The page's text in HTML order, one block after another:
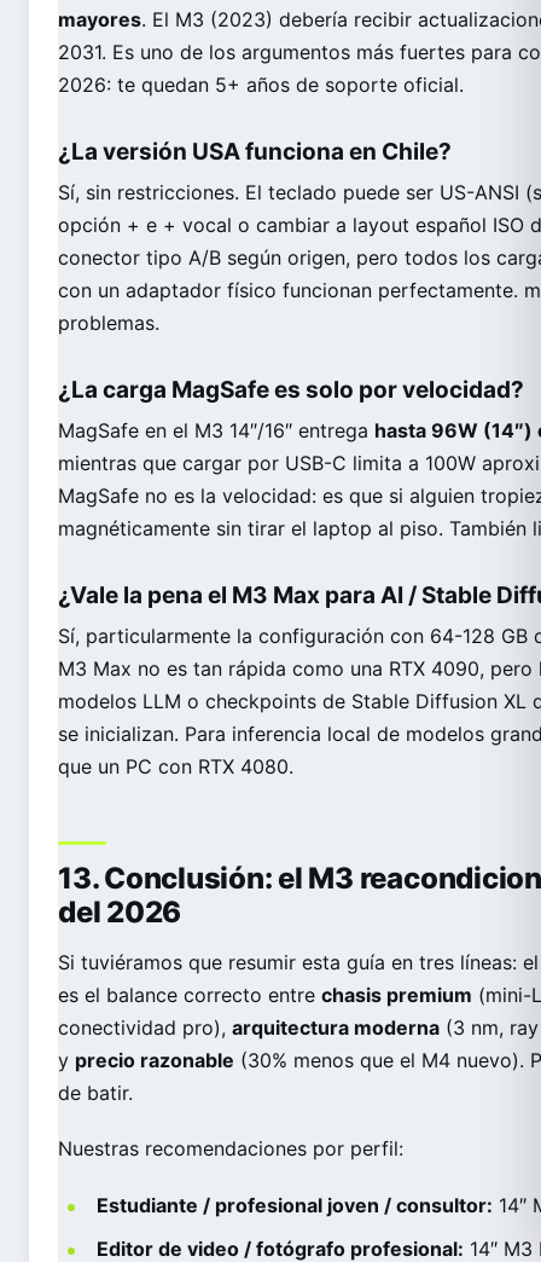
mayores. El M3 (2023) debería recibir
2031. Es uno de los argumentos más fuertes para
2026: te quedan 5+ años de soporte oficial.
¿La versión USA funciona en Chile?
Sí, sin restricciones. El teclado puede ser US-ANSI
opción + e + vocal o cambiar a layout español ISO
conector tipo A/B según origen, pero todos los
con un adaptador físico funcionan perfectamente.
problemas.
¿La carga MagSafe es solo por velocidad?
MagSafe en el M3 14″/16″ entrega hasta 96W (14″)
mientras que cargar por USB-C limita a 100W
MagSafe no es la velocidad: es que si alguien
magnéticamente sin tirar el laptop al piso. También
¿Vale la pena el M3 Max para AI / Stable
Sí, particularmente la configuración con 64-128 GB
M3 Max no es tan rápida como una RTX 4090,
modelos LLM o checkpoints de Stable Diffusion XL
se inicializan. Para inferencia local de modelos
que un PC con RTX 4080.
13. Conclusión: el M3
del 2026
Si tuviéramos que resumir esta guía en tres líneas:
es el balance correcto entre chasis premium (mini-
conectividad pro), arquitectura moderna (3 nm,
y precio razonable (30% menos que el M4 nuevo).
de batir.
Nuestras recomendaciones por perfil:
Estudiante / profesional joven / consultor: 14″
Editor de video / fotógrafo profesional: 14″